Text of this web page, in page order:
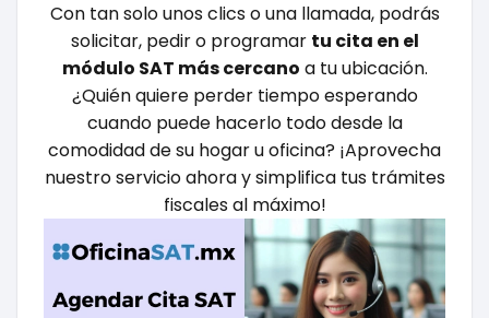
Con tan solo unos clics o una llamada, podrás
solicitar, pedir o programar tu cita en el
módulo SAT más cercano a tu ubicación.
¿Quién quiere perder tiempo esperando
cuando puede hacerlo todo desde la
comodidad de su hogar u oficina? ¡Aprovecha
nuestro servicio ahora y simplifica tus trámites
fiscales al máximo!